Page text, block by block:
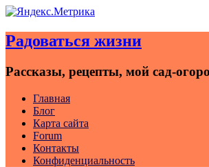
to
content
Радоваться жизни
Рассказы, рецепты, мой сад-
Главная
Блог
Карта сайта
Forum
Контакты
Конфиденциальность